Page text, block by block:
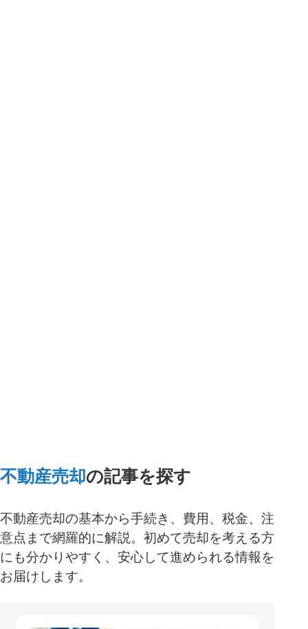
不動産売却の記事を探す
不動産売却の基本から手続き、費用、税金、注
意点まで網羅的に解説。初めて売却を考える方
にも分かりやすく、安心して進められる情報を
お届けします。